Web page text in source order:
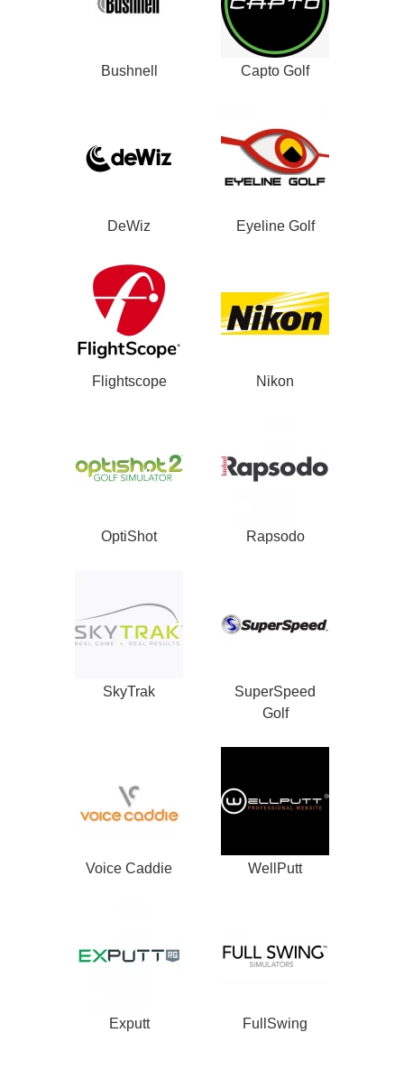
Bushnell Capto Golf
DeWiz Eyeline Golf
Flightscope Nikon
OptiShot Rapsodo
SkyTrak
SuperSpeed
Golf
Voice Caddie WellPutt
Exputt FullSwing